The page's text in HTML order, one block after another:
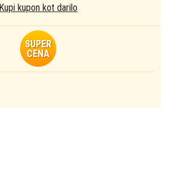
Kupi kupon kot darilo
SUPER
CENA